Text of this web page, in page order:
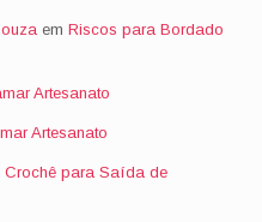
em Riscos para Bordado
Artesanato
Artesanato
Crochê para Saída de